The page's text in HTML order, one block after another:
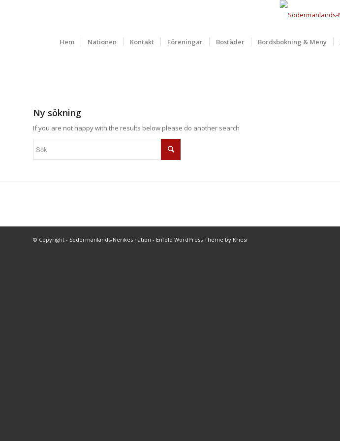
Hem Nationen Kontakt Föreningar Bostäder Bordsbokning & Meny
Ny sökning
If you are not happy with the results below please do another search
© Copyright - Södermanlands-Nerikes nation - Enfold WordPress Theme by Kriesi